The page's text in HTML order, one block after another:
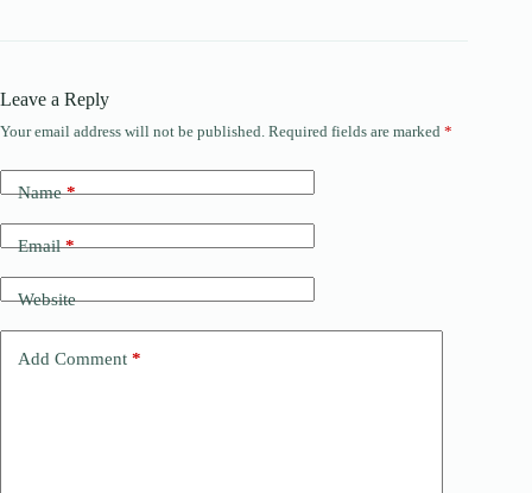
Leave a Reply
Your email address will not be published. Required fields are marked *
Name*
Email*
Website
Add Comment *